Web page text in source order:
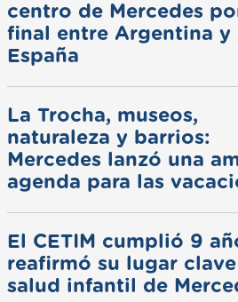
centro de Mercedes
final entre Argentina y
España
La Trocha, museos,
naturaleza y barrios:
Mercedes lanzó una
agenda para las
El CETIM cumplió 9
reafirmó su lugar
salud infantil de